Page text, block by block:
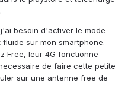
besoin d'activer le mode
sur mon smartphone.
Free, leur 4G fonctionne
de faire cette petite
sur une antenne free de